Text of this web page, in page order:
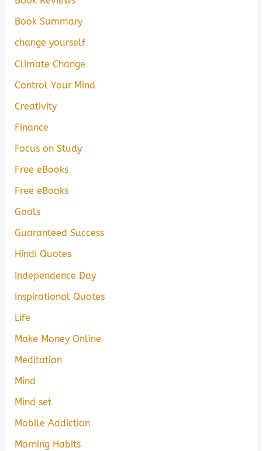
Book Summary
change yourself
Climate Change
Control Your Mind
Creativity
Finance
Focus on Study
Free eBooks
Free eBooks
Goals
Guaranteed Success
Hindi Quotes
Independence Day
Inspirational Quotes
Life
Make Money Online
Meditation
Mind
Mind set
Mobile Addiction
Morning Habits